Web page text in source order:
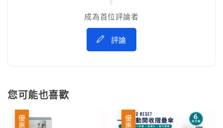
成為首位評論者
評論
您可能也喜歡
優惠 優惠